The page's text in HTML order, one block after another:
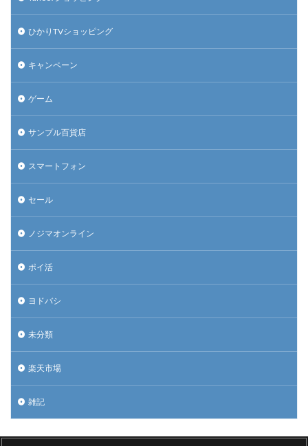
ひかりTVショッピング
キャンペーン
ゲーム
サンプル百貨店
スマートフォン
セール
ノジマオンライン
ポイ活
ヨドバシ
未分類
楽天市場
雑記